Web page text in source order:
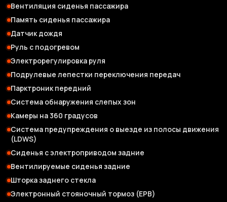
Вентиляция сиденья пассажира
Память сиденья пассажира
Датчик дождя
Руль с подогревом
Электрорегулировка руля
Подрулевые лепестки переключения передач
Парктроник передний
Система обнаружения слепых зон
Камеры на 360 градусов
Система предупреждения о выезде из полосы движения
(LDWS)
Сиденья с электроприводом задние
Вентилируемые сиденья задние
Шторка заднего стекла
Электронный стояночный тормоз (EPB)